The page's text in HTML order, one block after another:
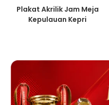
Plakat Akrilik Jam Meja
Kepulauan Kepri